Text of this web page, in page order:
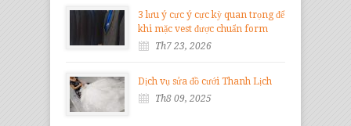
3 lưu ý cực ý cực kỳ quan trọng để
khi mặc vest được chuẩn form
Th7 23, 2026
Dịch vụ sửa đồ cưới Thanh Lịch
Th8 09, 2025